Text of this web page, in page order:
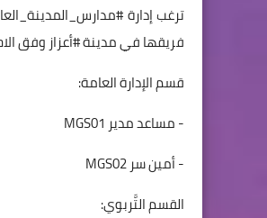
ترغب إدارة
فريقها في مدينة #أعزاز وفق
قسم الإدارة العامة:
- مساعد مدير MGS01
- أمين سر MGS02
القسم التَّربوي: